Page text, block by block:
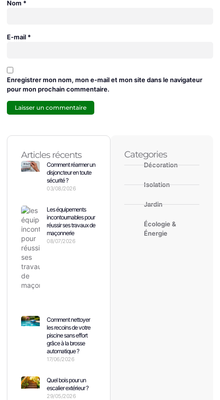
Nom *
E-mail *
Enregistrer mon nom, mon e-mail et mon site dans le navigateur
pour mon prochain commentaire.
Articles récents
Comment réarmer un
disjoncteur en toute
sécurité ?
03/08/2026
Les équipements
incontournables pour
réussir ses travaux de
maçonnerie
08/07/2026
Comment nettoyer
les recoins de votre
piscine sans effort
grâce à la brosse
automatique ?
17/06/2026
Quel bois pour un
escalier extérieur ?
29/05/2026
Categories
Décoration
Isolation
Jardin
Écologie &
Énergie